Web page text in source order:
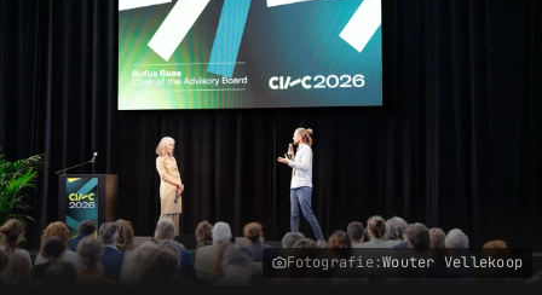
Fotografie:Wouter Vellekoop